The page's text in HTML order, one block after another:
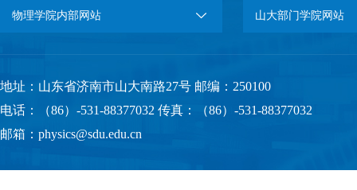
物理学院内部网站 山大部门学院网站
地址：山东省济南市山大南路27号 邮编：250100
电话：（86）-531-88377032 传真：（86）-531-88377032
邮箱：physics@sdu.edu.cn